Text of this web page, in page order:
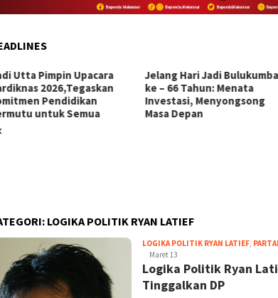
Hari Jadi Bulukumba
– 66 Tahun: Menata
Menyongsong
Depan
Ini Disampaikan Andi
Makkasau Saat Membuka
Porseni KSP Berkat
LOGIKA POLITIK RYAN LATIEF
LOGIKA POLITIK RYAN LATIEF,
Maret 13
Logika Politik Ryan
Tinggalkan DP